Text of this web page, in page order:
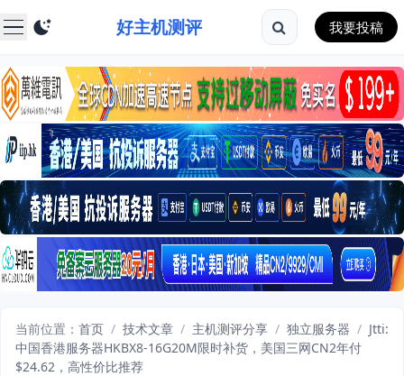
好主机测评 我要投稿
当前位置： 首页 / 技术文章 / 主机测评分享 / 独立服务器 / Jtti:
中国香港服务器HKBX8-16G20M限时补货，美国三网CN2年付
$24.62，高性价比推荐